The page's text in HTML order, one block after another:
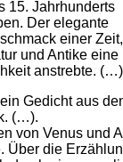
15. Jahrhunderts
Der elegante
einer
und Antike eine
anstrebte. (…)
Gedicht aus
(…).
von Venus und
Über die